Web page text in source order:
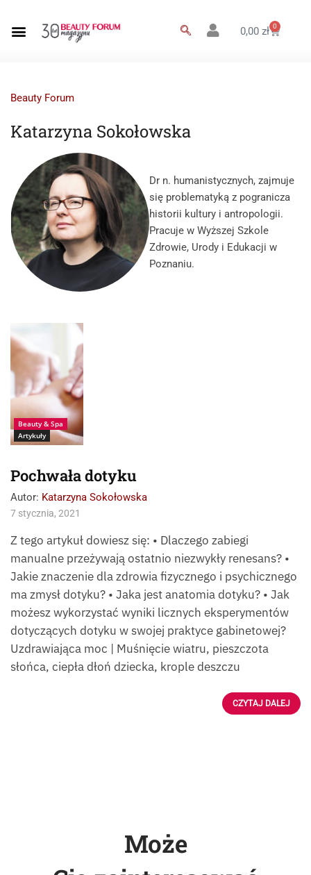
0,00zł 0
Beauty Forum
Katarzyna Sokołowska
Dr n. humanistycznych, zajmuje
się problematyką z pogranicza
historii kultury i antropologii.
Pracuje w Wyższej Szkole
Zdrowie, Urody i Edukacji w
Poznaniu.
Photogenicapressma
Beauty & Spa
Artykuły
Pochwała dotyku
Autor: Katarzyna Sokołowska
7 stycznia, 2021
Z tego artykuł dowiesz się: • Dlaczego zabiegi
manualne przeżywają ostatnio niezwykły renesans? •
Jakie znaczenie dla zdrowia fizycznego i psychicznego
ma zmysł dotyku? • Jaka jest anatomia dotyku? • Jak
możesz wykorzystać wyniki licznych eksperymentów
dotyczących dotyku w swojej praktyce gabinetowej?
Uzdrawiająca moc | Muśnięcie wiatru, pieszczota
słońca, ciepła dłoń dziecka, krople deszczu
CZYTAJ DALEJ
Może